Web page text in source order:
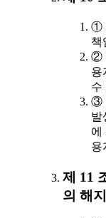
①
책
②
용
수
③
발
에
용
제 11
의 해